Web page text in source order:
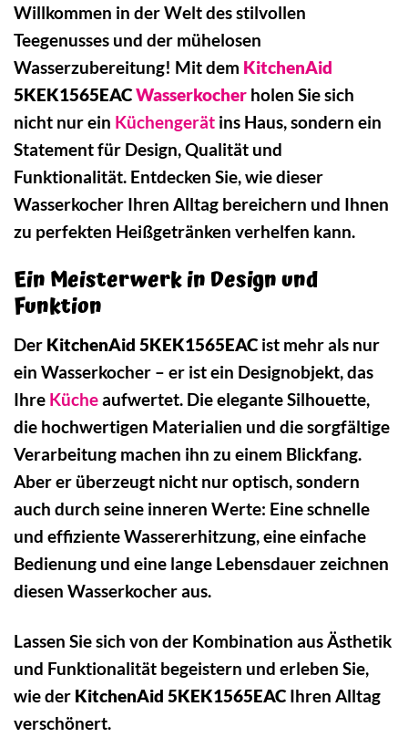
Willkommen in der Welt des stilvollen
Teegenusses und der mühelosen
Wasserzubereitung! Mit dem KitchenAid
5KEK1565EACWasserkocher holen Sie sich
nicht nur ein Küchengerät ins Haus, sondern ein
Statement für Design, Qualität und
Funktionalität. Entdecken Sie, wie dieser
Wasserkocher Ihren Alltag bereichern und Ihnen
zu perfekten Heißgetränken verhelfen kann.
Ein Meisterwerk in Design und
Funktion
Der KitchenAid 5KEK1565EACist mehr als nur
ein Wasserkocher – er ist ein Designobjekt, das
Ihre Kücheaufwertet. Die elegante Silhouette,
die hochwertigen Materialien und die sorgfältige
Verarbeitung machen ihn zu einem Blickfang.
Aber er überzeugt nicht nur optisch, sondern
auch durch seine inneren Werte: Eine schnelle
und effiziente Wassererhitzung, eine einfache
Bedienung und eine lange Lebensdauer zeichnen
diesen Wasserkocher aus.
Lassen Sie sich von der Kombination aus Ästhetik
und Funktionalität begeistern und erleben Sie,
wie der KitchenAid 5KEK1565EACIhren Alltag
verschönert.